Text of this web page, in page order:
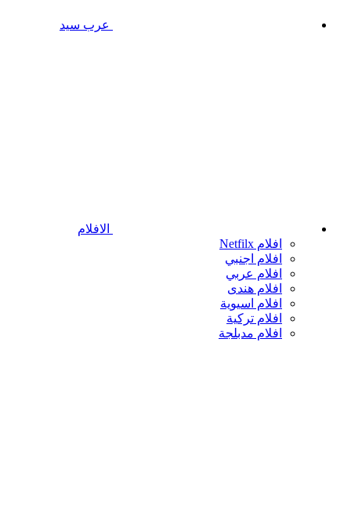
عرب سيد
الافلام
افلام Netfilx
افلام اجنبي
افلام عربي
افلام هندى
افلام اسيوية
افلام تركية
افلام مدبلجة